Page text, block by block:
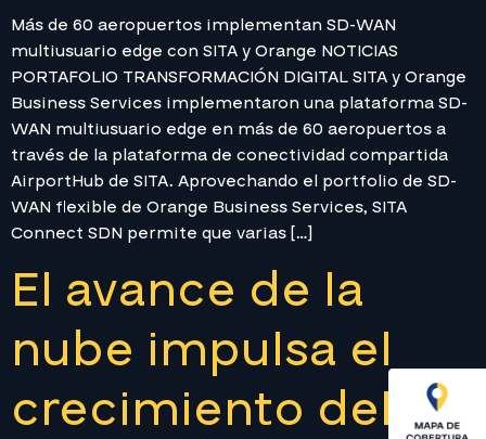
Más de 60 aeropuertos implementan SD-WAN
multiusuario edge con SITA y Orange NOTICIAS
PORTAFOLIO TRANSFORMACIÓN DIGITAL SITA y Orange
Business Services implementaron una plataforma SD-
WAN multiusuario edge en más de 60 aeropuertos a
través de la plataforma de conectividad compartida
AirportHub de SITA. Aprovechando el portfolio de SD-
WAN flexible de Orange Business Services, SITA
Connect SDN permite que varias […]
El avance de la
nube impulsa el
crecimiento del